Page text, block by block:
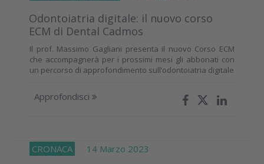
Odontoiatria digitale: il nuovo corso
ECM di Dental Cadmos
Il prof. Massimo Gagliani presenta il nuovo Corso ECM
che accompagnerà per i prossimi mesi gli abbonati con
un percorso di approfondimento sull’odontoiatria digitale
Approfondisci
CRONACA 14 Marzo 2023